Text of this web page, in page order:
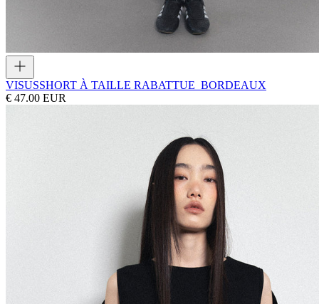
VISUSSHORT À TAILLE RABATTUE_BORDEAUX
€ 47.00 EUR